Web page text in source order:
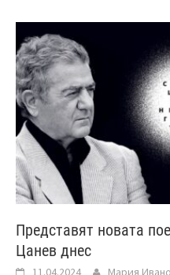
Представят новата
Цанев днес
11.04.2024 Мария